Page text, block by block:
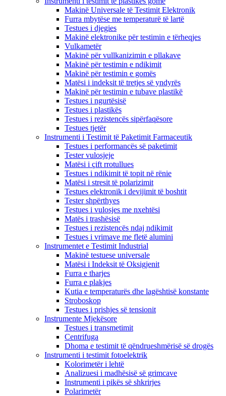
Makinë Universale të Testimit Elektronik
Furra mbytëse me temperaturë të lartë
Testues i djegies
Makinë elektronike për testimin e tërheqjes
Vulkametër
Makinë për vullkanizimin e pllakave
Makinë për testimin e ndikimit
Makinë për testimin e gomës
Matësi i indeksit të tretjes së yndyrës
Makinë për testimin e tubave plastikë
Testues i ngurtësisë
Testues i plastikës
Testues i rezistencës sipërfaqësore
Testues tjetër
Instrumenti i Testimit të Paketimit Farmaceutik
Testues i performancës së paketimit
Tester vulosjeje
Matësi i çift rrotullues
Testues i ndikimit të topit në rënie
Matësi i stresit të polarizimit
Testues elektronik i devijimit të boshtit
Tester shpërthyes
Testues i vulosjes me nxehtësi
Matës i trashësisë
Testues i rezistencës ndaj ndikimit
Testues i vrimave me fletë alumini
Instrumentet e Testimit Industrial
Makinë testuese universale
Matësi i Indeksit të Oksigjenit
Furra e tharjes
Furra e plakjes
Kutia e temperaturës dhe lagështisë konstante
Stroboskop
Testues i prishjes së tensionit
Instrumente Mjekësore
Testues i transmetimit
Centrifuga
Dhoma e testimit të qëndrueshmërisë së drogës
Instrumenti i testimit fotoelektrik
Kolorimetër i lehtë
Analizuesi i madhësisë së grimcave
Instrumenti i pikës së shkrirjes
Polarimetër